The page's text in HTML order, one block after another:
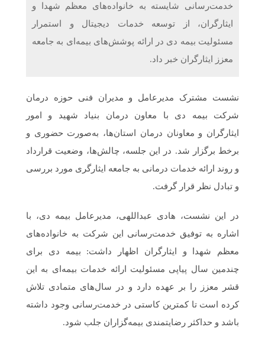
خدمت‌رسانی شایسته به خانواده‌های معظم شهدا و
ایثارگران، از توسعه خدمات دیجیتال و استمرار
مسئولیت بیمه دی در ارائه پوشش‌های بیمه‌ای به جامعه
معزز ایثارگران خبر داد.
نشست مشترک مدیرعامل و مدیران فنی حوزه درمان
شرکت بیمه دی با معاون درمان بنیاد شهید و امور
ایثارگران و معاونان درمان استان‌ها، به‌صورت حضوری و
برخط برگزار شد. در این جلسه، چالش‌ها، وضعیت قرارداد
و روند ارائه خدمات درمانی به جامعه ایثارگری مورد بررسی
و تبادل نظر قرار گرفت.
در این نشست، هادی عبداللهی، مدیرعامل بیمه دی، با
اشاره به توفیق خدمت‌رسانی این شرکت به خانواده‌های
معظم شهدا و ایثارگران اظهار داشت: بیمه دی برای
چندمین سال پیاپی مسئولیت ارائه خدمات بیمه‌ای به این
قشر معزز را بر عهده دارد و در سال‌های متمادی تلاش
کرده است تا کمترین کاستی در خدمت‌رسانی وجود داشته
باشد و حداکثر رضایتمندی بیمه‌گزاران جلب شود.